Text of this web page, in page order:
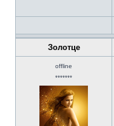
Золотце
offline
*******